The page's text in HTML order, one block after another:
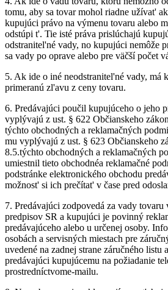
tomu, aby sa tovar mohol riadne užívat'
kupujúci právo na výmenu tovaru alebo
odstúpi t'. Tie isté práva prislúchajú
odstranitel'né vady, no kupujúci nemôže
sa vady po oprave alebo pre väčší počet
5. Ak ide o iné neodstranitel'né vady, má
primeranú zl'avu z ceny tovaru.
6. Predávajúci poučil kupujúceho o jeho
vyplývajú z ust. § 622 Občianskeho
týchto obchodných a reklamačných
mu vyplývajú z ust. § 623 Občianskeho
8.5.týchto obchodných a reklamačných
umiestnil tieto obchodnéa reklamačné
podstránke elektronického obchodu
možnost' si ich prečítat' v čase pred
7. Predávajúci zodpovedá za vady tovaru
predpisov SR a kupujúci je povinný
predávajúceho alebo u určenej osoby.
osobách a servisných miestach pre
uvedené na zadnej strane záručného listu
predávajúci kupujúcemu na požiadanie
prostredníctvome-mailu.